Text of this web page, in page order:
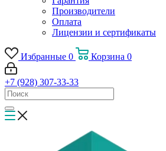
Производители
Оплата
Лицензии и сертификаты
Избранные 0 Корзина 0
+7 (928) 307-33-33